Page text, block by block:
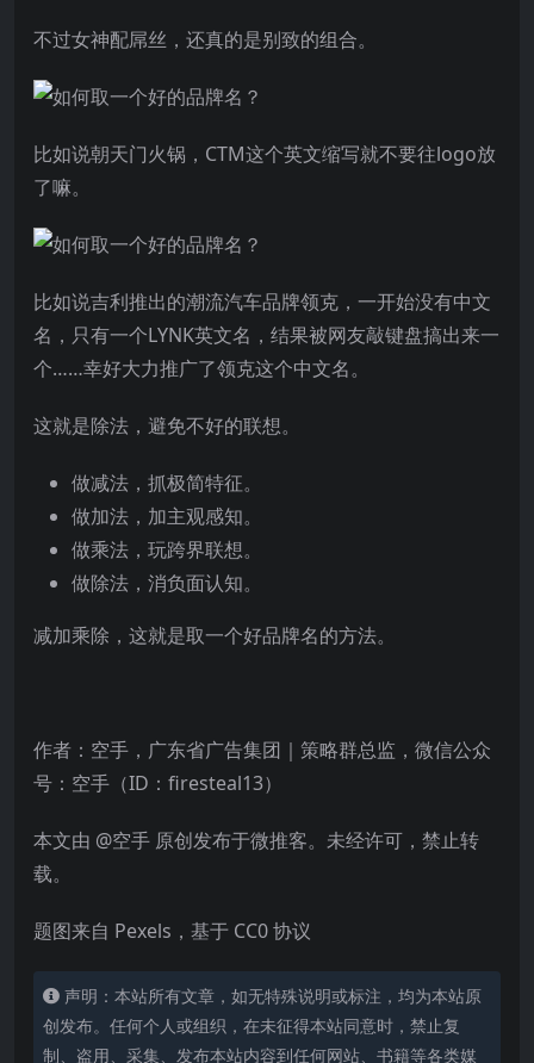
不过女神配屌丝，还真的是别致的组合。
比如说朝天门火锅，CTM这个英文缩写就不要往logo放
了嘛。
比如说吉利推出的潮流汽车品牌领克，一开始没有中文
名，只有一个LYNK英文名，结果被网友敲键盘搞出来一
个……幸好大力推广了领克这个中文名。
这就是除法，避免不好的联想。
做减法，抓极简特征。
做加法，加主观感知。
做乘法，玩跨界联想。
做除法，消负面认知。
减加乘除，这就是取一个好品牌名的方法。
作者：空手，广东省广告集团｜策略群总监，微信公众
号：空手（ID：firesteal13）
本文由 @空手 原创发布于微推客。未经许可，禁止转
载。
题图来自 Pexels，基于 CC0 协议
声明：本站所有文章，如无特殊说明或标注，均为本站原
创发布。任何个人或组织，在未征得本站同意时，禁止复
制、盗用、采集、发布本站内容到任何网站、书籍等各类媒